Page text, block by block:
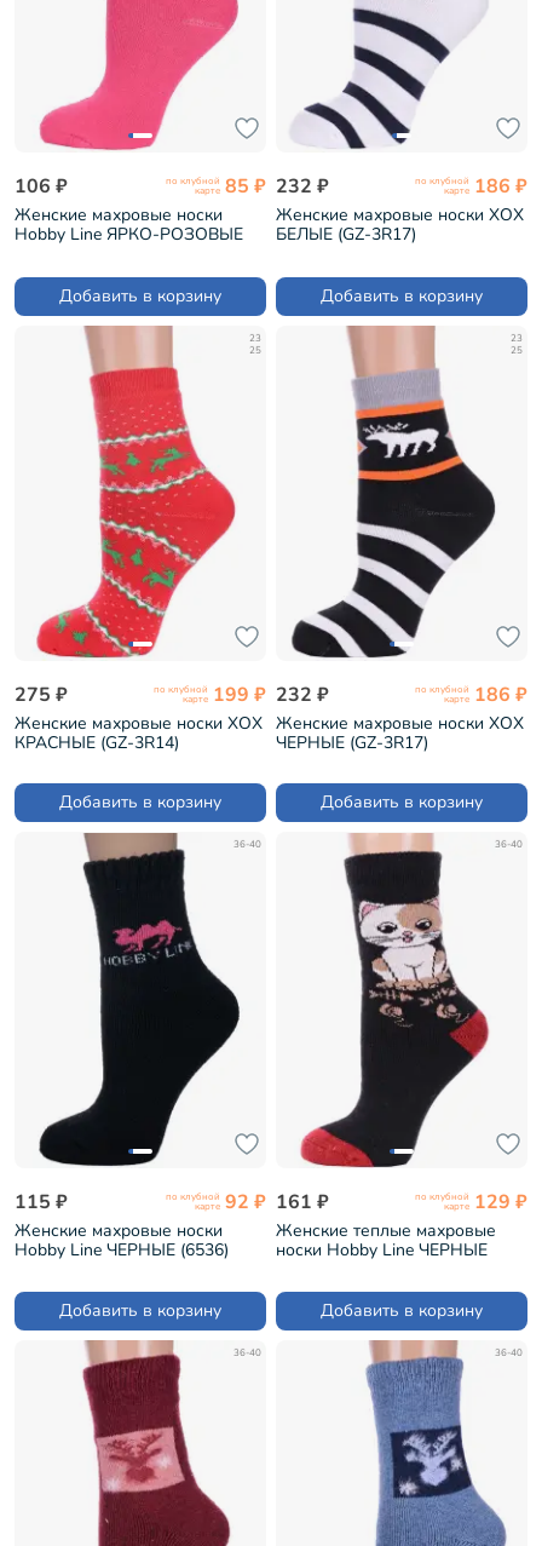
106 ₽ по клубной
карте 85 ₽
Женские махровые носки
Hobby Line ЯРКО-РОЗОВЫЕ
Добавить в корзину
232 ₽ по клубной
карте 186 ₽
Женские махровые носки ХОХ
БЕЛЫЕ (GZ-3R17)
Добавить в корзину
23
25
275 ₽ по клубной
карте 199 ₽
Женские махровые носки ХОХ
КРАСНЫЕ (GZ-3R14)
Добавить в корзину
23
25
232 ₽ по клубной
карте 186 ₽
Женские махровые носки ХОХ
ЧЕРНЫЕ (GZ-3R17)
Добавить в корзину
36-40
115 ₽ по клубной
карте 92 ₽
Женские махровые носки
Hobby Line ЧЕРНЫЕ (6536)
Добавить в корзину
36-40
161 ₽ по клубной
карте 129 ₽
Женские теплые махровые
носки Hobby Line ЧЕРНЫЕ
Добавить в корзину
36-40 36-40